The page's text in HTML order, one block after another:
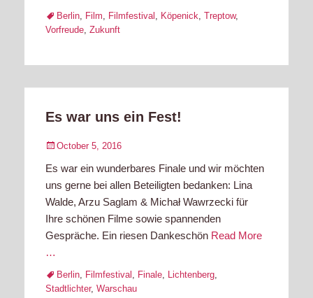
TagsBerlin, Film, Filmfestival , Köpenick, Treptow,
Vorfreude, Zukunft
Es war uns ein Fest!
Posted
October 5, 2016
Es war ein wunderbares Finale und wir möchten
uns gerne bei allen Beteiligten bedanken: Lina
Walde, Arzu Saglam & Michał Wawrzecki für
Ihre schönen Filme sowie spannenden
Gespräche. Ein riesen Dankeschön Read More
…
TagsBerlin, Filmfestival , Finale, Lichtenberg,
Stadtlichter, Warschau